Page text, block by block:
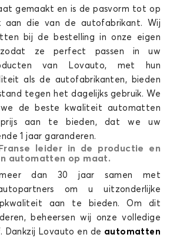
voor HYUNDAI i20
i30
voor HYUNDAI i30
i40
gemaakt en is de pasvorm tot op
aan die van de autofabrikant. Wij
bij de bestelling in onze eigen
zodat ze perfect passen in uw
van Lovauto, met hun
als de autofabrikanten, bieden
tegen het dagelijks gebruik. We
de beste kwaliteit automatten
aan te bieden, dat we uw
1 jaar garanderen.
leider in de productie en
automatten op maat.
dan 30 jaar samen met
om u uitzonderlijke
aan te bieden. Om dit
beheersen wij onze volledige
Dankzij Lovauto en de automatten